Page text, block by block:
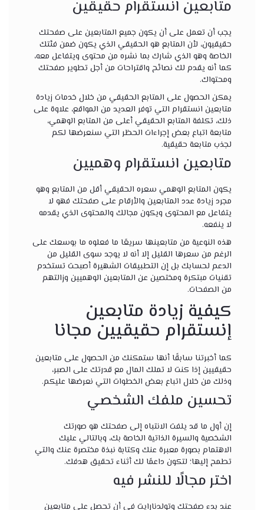
متابعين انستقرام حقيقين
يجب أن تعمل على أن يكون جميع المتابعين على صفحتك
حقيقيون، لأن المتابع هو الحقيقي الذي يكون ضمن فئتك
الخاصة وهو الذي شارك بما نشره من محتوى ويتفاعل معه،
كما أنه يقدم لك نصائح واقتراحات من أجل تطوير صفحتك
ومحتواك.
يمكن الحصول على المتابع الحقيقي من خلال خدمات زيادة
متابعين انستقرام التي توفر العديد من المواقع، علاوة على
ذلك، تكلفة المتابع الحقيقي أعلى من المتابع الوهمي،
متابعة اتباع بعض إجراءات الحظر التي سنعرضها لكم
لجذب متابعة حقيقية.
متابعين انستقرام وهميين
يكون المتابع الوهمي سعره الحقيقي أقل من المتابع وهو
مجرد زيادة عدد المتابعين والأرقام على صفحتك فهو لا
يتفاعل مع المحتوى ويكون مجالك والمحتوى الذي يقدمه
لا ينفعه.
هذه النوعية من متابعينها سريعًا ما فعلوه ما بوسعك على
الرغم من سعرها القليل إلا أنه لا يوجد سوى القليل من
الدعم لحسابك بل إن التطبيقات الشهيرة أصبحت تستخدم
تقنيات مبتكرة ومختصين عن المتابعين الوهميين وزالتهم
من الصفحات.
كيفية زيادة متابعين
إنستقرام حقيقيين مجانا
كما أخبرتنا سابقًا أنها ستمكنك من الحصول على متابعين
حقيقيين إذا كنت لا تملك المال مع قدرتك على الصبر،
وذلك من خلال اتباع بعض الخطوات التي نعرضها عليكم.
تحسين ملفك الشخصي
إن أول ما قد يلفت الانتباه إلى صفحتك هو صورتك
الشخصية والسيرة الذاتية الخاصة بك، وبالتالي عليك
الاهتمام بصورة معبرة عنك وكتابة نبذة مختصرة عنك والتي
تطمح إليها؛ لتكون داعمًا لك أثناء تحقيق هدفك.
اختر مجالًا للنشر فيه
عند بدء صفحتك وتولدنارايت في أن تحصل على متابعين